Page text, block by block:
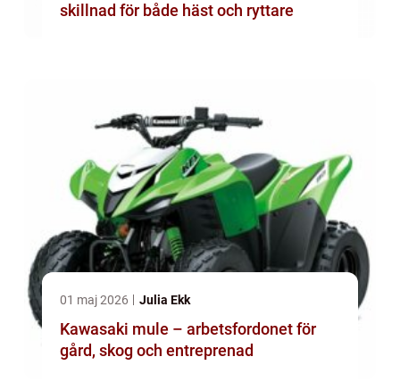
skillnad för både häst och ryttare
01 maj 2026 Julia Ekk
Kawasaki mule – arbetsfordonet för
gård, skog och entreprenad